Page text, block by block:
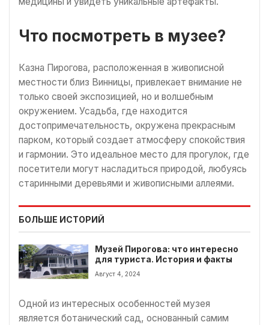
Что посмотреть в музее?
Казна Пирогова, расположенная в живописной
местности близ Винницы, привлекает внимание не
только своей экспозицией, но и волшебным
окружением. Усадьба, где находится
достопримечательность, окружена прекрасным
парком, который создает атмосферу спокойствия
и гармонии. Это идеальное место для прогулок, где
посетители могут насладиться природой, любуясь
старинными деревьями и живописными аллеями.
БОЛЬШЕ ИСТОРИЙ
Музей Пирогова: что интересно
для туриста. История и факты
Август 4, 2024
Одной из интересных особенностей музея
является ботанический сад, основанный самим